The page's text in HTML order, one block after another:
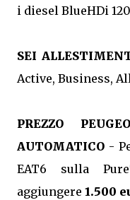
i diesel BlueHDi 120
SEI
Active, Business,
PREZZO
AUTOMATICO -
EAT6 sulla
aggiungere 1.500